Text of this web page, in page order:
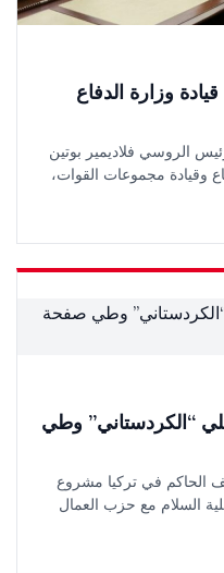
وزارة الدفاع
الروسي فلاديمير بوتين
وقيادة مجموعات القوات،
“الكردستاني” وطي
الحاكم في تركيا مشروع
السلام مع حزب العمال